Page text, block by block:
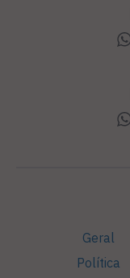
Geral
Política